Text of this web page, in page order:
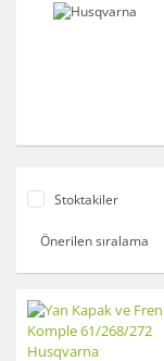
Stoktakiler